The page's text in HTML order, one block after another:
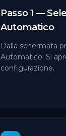
Passo 1 —
Automatico
Dalla schermata
Automatico. Si
configurazione.